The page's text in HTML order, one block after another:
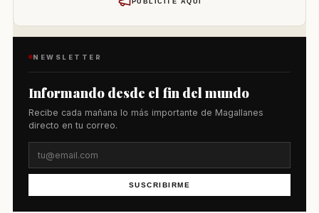
NEWSLETTER
Informando desde el fin del mundo
Recibe cada mañana lo más importante de Magallanes
directo en tu correo.
SUSCRIBIRME